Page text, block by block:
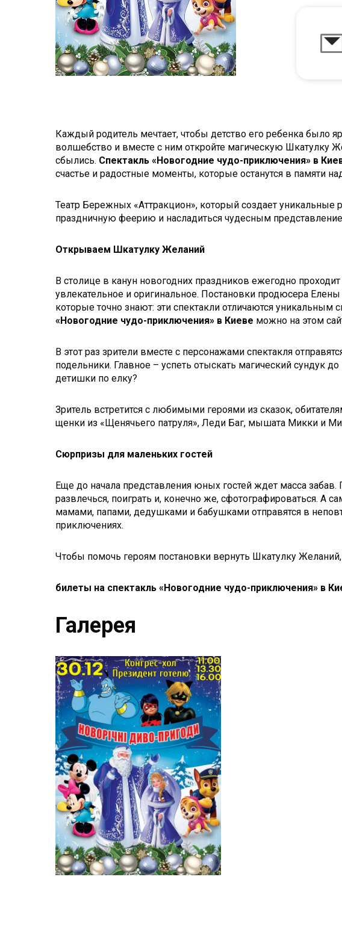
Каждый родитель мечтает, чтобы детство его ребенка
волшебство и вместе с ним откройте магическую Шкатулку
сбылись. Спектакль «Новогодние чудо-приключения» в
счастье и радостные моменты, которые останутся в памяти
Театр Бережных «Аттракцион», который создает уникальные
праздничную феерию и насладиться чудесным
Открываем Шкатулку Желаний
В столице в канун новогодних праздников ежегодно
увлекательное и оригинальное. Постановки продюсера
которые точно знают: эти спектакли отличаются уникальным
«Новогодние чудо-приключения» в Киеве можно на этом
В этот раз зрители вместе с персонажами спектакля
подельники. Главное – успеть отыскать магический сундук
детишки по елку?
Зритель встретится с любимыми героями из сказок,
щенки из «Щенячьего патруля», Леди Баг, мышата Микки и
Сюрпризы для маленьких гостей
Еще до начала представления юных гостей ждет масса
развлечься, поиграть и, конечно же, сфотографироваться. А
мамами, папами, дедушками и бабушками отправятся в
приключениях.
Чтобы помочь героям постановки вернуть Шкатулку
билеты на спектакль «Новогодние чудо-приключения» в
Галерея